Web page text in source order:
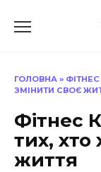
до
ГОЛОВНА »
ЗМІНИТИ СВОЄ
Фітнес
тих, хто
життя